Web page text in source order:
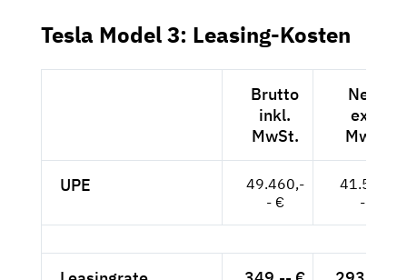
Tesla Model 3: Leasing-Kosten
Brutto
inkl.
MwSt.
Netto
exkl.
MwSt.
UPE
49.460,-
- €
41.563,-
- €